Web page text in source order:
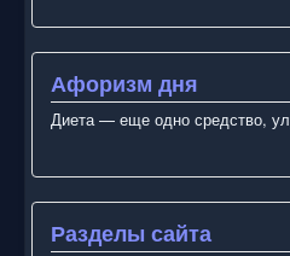
Афоризм дня
Диета — еще одно средство,
Разделы сайта